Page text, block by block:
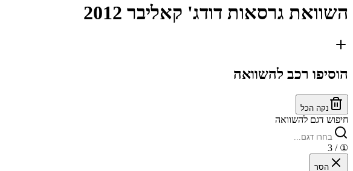
השוואת גרסאות דודג' קאליבר 2012
הוסיפו רכב להשוואה
נקה הכל
חיפוש דגם להשוואה
①
/ 3
הסר